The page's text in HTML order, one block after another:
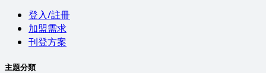
登入/註冊
加盟需求
刊登方案
主題分類